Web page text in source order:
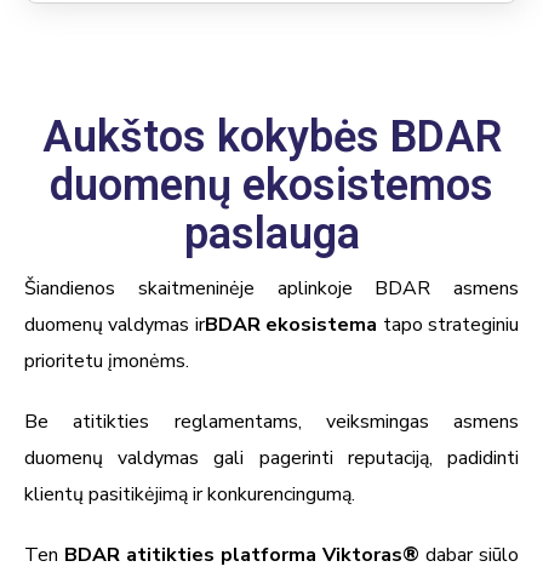
Aukštos kokybės BDAR
duomenų ekosistemos
paslauga
Šiandienos skaitmeninėje aplinkoje BDAR asmens
duomenų valdymas irBDAR ekosistema tapo strateginiu
prioritetu įmonėms.
Be atitikties reglamentams, veiksmingas asmens
duomenų valdymas gali pagerinti reputaciją, padidinti
klientų pasitikėjimą ir konkurencingumą.
Ten BDAR atitikties platforma Viktoras® dabar siūlo